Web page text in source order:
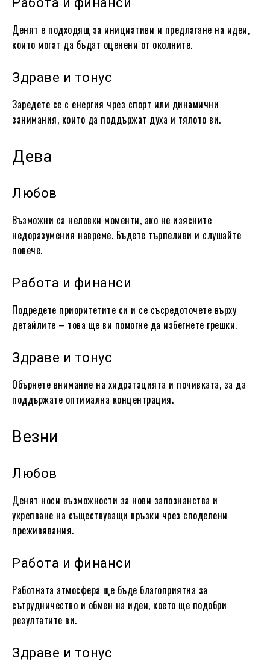
Денят е подходящ за инициативи и предлагане на идеи,
които могат да бъдат оценени от околните.
Здраве и тонус
Заредете се с енергия чрез спорт или динамични
занимания, които да поддържат духа и тялото ви.
Дева
Любов
Възможни са неловки моменти, ако не изясните
недоразумения навреме. Бъдете търпеливи и слушайте
повече.
Работа и финанси
Подредете приоритетите си и се съсредоточете върху
детайлите – това ще ви помогне да избегнете грешки.
Здраве и тонус
Обърнете внимание на хидратацията и почивката, за да
поддържате оптимална концентрация.
Везни
Любов
Денят носи възможности за нови запознанства и
укрепване на съществуващи връзки чрез споделени
преживявания.
Работа и финанси
Работната атмосфера ще бъде благоприятна за
сътрудничество и обмен на идеи, което ще подобри
резултатите ви.
Здраве и тонус